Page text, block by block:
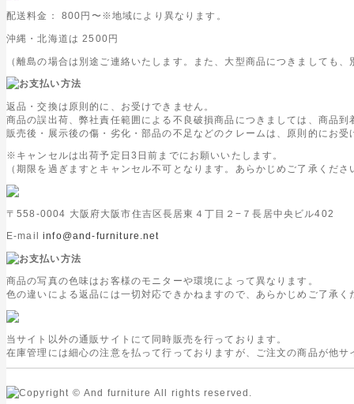
配送料金： 800円 〜※地域により異なります。
沖縄・北海道は 2500円
（離島の場合は別途ご連絡いたします。また、大型商品につきましても
返品・交換は原則的に、お受けできません。
商品の誤出荷、弊社責任範囲による不良破損商品につきましては、商品
販売後・展示後の傷・劣化・部品の不足などのクレームは、原則的にお受
※キャンセルは出荷予定日3日前までにお願いいたします。
（期限を過ぎますとキャンセル不可となります。あらかじめご了承くださ
〒558-0004 大阪府大阪市住吉区長居東４丁目２−７長居中央ビル402
E-mailinfo@and-furniture.net
商品の写真の色味はお客様のモニターや環境によって異なります。
色の違いによる返品には一切対応できかねますので、あらかじめご了承く
当サイト以外の通販サイトにて同時販売を行っております。
在庫管理には細心の注意を払って行っておりますが、ご注文の商品が他